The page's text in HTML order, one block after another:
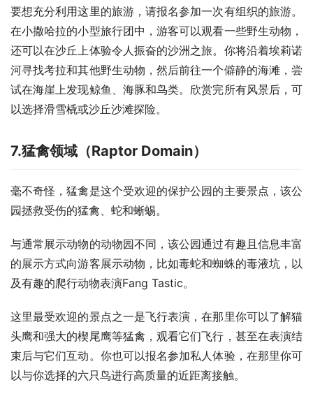
要想充分利用这里的旅游，请报名参加一次有组织的旅游。
在小撒哈拉的小型旅行团中，游客可以观看一些野生动物，
还可以在沙丘上体验令人振奋的沙洲之旅。你将沿着埃莉诺
河寻找考拉和其他野生动物，然后前往一个僻静的海滩，尝
试在海崖上发现鲸鱼、海豚和鸟类。欣赏完所有风景后，可
以选择滑雪橇或沙丘沙滩探险。
7.猛禽领域（Raptor Domain）
毫不奇怪，猛禽是这个受欢迎的保护公园的主要景点，该公
园拯救受伤的猛禽、蛇和蜥蜴。
与通常展示动物的动物园不同，该公园通过有趣且信息丰富
的展示方式向游客展示动物，比如毒蛇和蜘蛛的毒液坑，以
及有趣的爬行动物表演Fang Tastic。
这里最受欢迎的景点之一是飞行表演，在那里你可以了解猫
头鹰和强大的楔尾鹰等猛禽，观看它们飞行，甚至在表演结
束后与它们互动。你也可以报名参加私人体验，在那里你可
以与你选择的六只鸟进行高质量的近距离接触。